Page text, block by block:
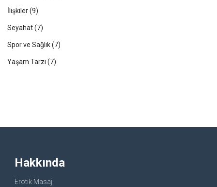
İlişkiler(9)
Seyahat(7)
Spor ve Sağlık(7)
Yaşam Tarzı (7)
Hakkında
Erotik Masaj